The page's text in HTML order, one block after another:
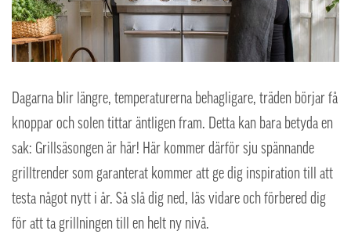
Dagarna blir längre, temperaturerna behagligare, träden börjar få
knoppar och solen tittar äntligen fram. Detta kan bara betyda en
sak: Grillsäsongen är här! Här kommer därför sju spännande
grilltrender som garanterat kommer att ge dig inspiration till att
testa något nytt i år. Så slå dig ned, läs vidare och förbered dig
för att ta grillningen till en helt ny nivå.